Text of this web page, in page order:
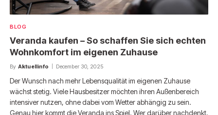
BLOG
Veranda kaufen – So schaffen Sie sich echten
Wohnkomfort im eigenen Zuhause
By Aktuellinfo December 30, 2025
Der Wunsch nach mehr Lebensqualität im eigenen Zuhause
wächst stetig. Viele Hausbesitzer möchten ihren Außenbereich
intensiver nutzen, ohne dabei vom Wetter abhängig zu sein.
Genau hier kommt die Veranda ins Spiel. Wer darüber nachdenkt,